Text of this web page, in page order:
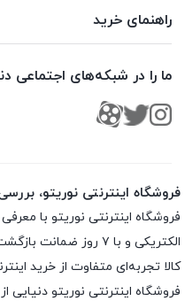
راهنمای خرید
ما را در شبکه‌های اجتماعی
فروشگاه اینترنتی نوریتو،
فروشگاه اینترنتی نوریتو با
الکتریکی و با ۷ روز
کالا تجربه‌ای متفاوت از خرید
فروشگاه اینترنتی نوریتو دنیایی